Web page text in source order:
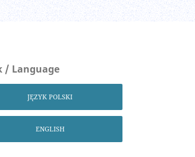
/ Language
JĘZYK POLSKI
ENGLISH